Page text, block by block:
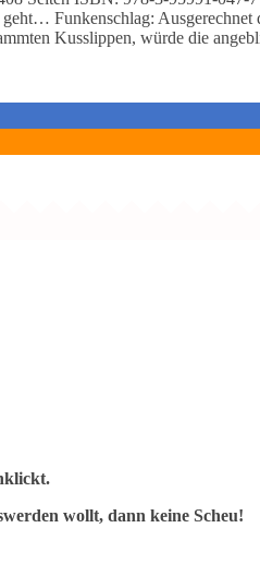
Funkenschlag: Ausgerechnet
Kusslippen, würde die
wollt, dann keine Scheu!